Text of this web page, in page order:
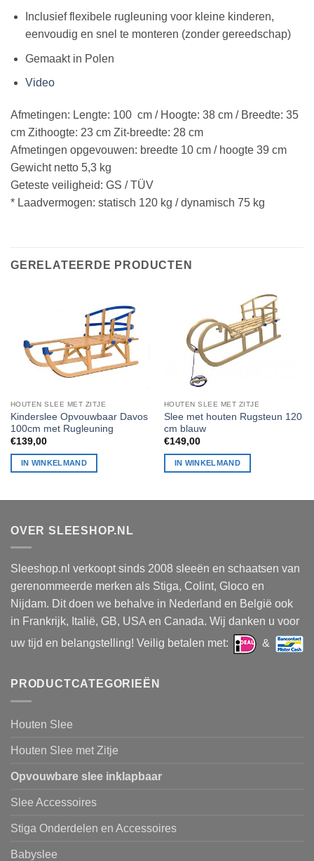
Inclusief flexibele rugleuning voor kleine kinderen,
eenvoudig en snel te monteren (zonder gereedschap)
Gemaakt in Polen
Video
Afmetingen: Lengte: 100 cm / Hoogte: 38 cm / Breedte: 35
cm Zithoogte: 23 cm Zit-breedte: 28 cm
Afmetingen opgevouwen: breedte 10 cm / hoogte 39 cm
Gewicht netto 5,3 kg
Geteste veiligheid: GS / TÜV
* Laadvermogen: statisch 120 kg / dynamisch 75 kg
GERELATEERDE PRODUCTEN
HOUTEN SLEE MET ZITJE
Kinderslee Opvouwbaar Davos
100cm met Rugleuning
€139,00
IN WINKELMAND
HOUTEN SLEE MET ZITJE
Slee met houten Rugsteun 120
cm blauw
€149,00
IN WINKELMAND
OVER SLEESHOP.NL
Sleeshop.nl verkoopt sinds 2008 sleeën en schaatsen van
gerenommeerde merken als Stiga, Colint, Gloco en
Nijdam. Dit doen we behalve in Nederland en België ook
in Frankrijk, Italië, GB, USA en Canada. Wij danken u voor
uw tijd en belangstelling! Veilig betalen met:
&
PRODUCTCATEGORIEËN
Houten Slee
Houten Slee met Zitje
Opvouwbare slee inklapbaar
Slee Accessoires
Stiga Onderdelen en Accessoires
Babyslee